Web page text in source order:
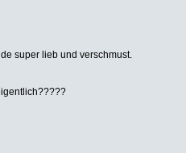
super lieb und verschmust.